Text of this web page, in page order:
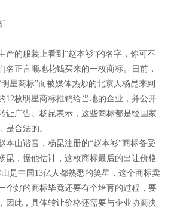
的服装上看到“赵本衫”的名字，你可不
名正言顺地花钱买来的一枚商标。日前，
星商标”而被媒体热炒的北京人杨昆来到
12枚明星商标推销给当地的企业，并公开
让广告。杨昆表示，这些商标都是经国家
是合法的。
山谐音，杨昆注册的“赵本衫”商标备受
昆，据他估计，这枚商标最后的出让价格
是中国13亿人都熟悉的笑星，这个商标卖
个好的商标毕竟还要有个培育的过程，要
因此，具体转让价格还需要与企业协商决